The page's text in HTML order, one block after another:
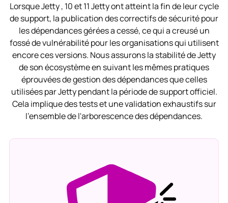
Lorsque Jetty , 10 et 11 Jetty ont atteint la fin de leur cycle
de support, la publication des correctifs de sécurité pour
les dépendances gérées a cessé, ce qui a creusé un
fossé de vulnérabilité pour les organisations qui utilisent
encore ces versions. Nous assurons la stabilité de Jetty
de son écosystème en suivant les mêmes pratiques
éprouvées de gestion des dépendances que celles
utilisées par Jetty pendant la période de support officiel.
Cela implique des tests et une validation exhaustifs sur
l'ensemble de l'arborescence des dépendances.